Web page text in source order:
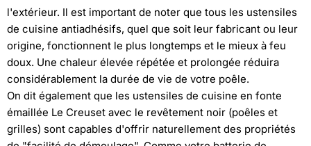
l'extérieur. Il est important de noter que tous les ustensiles
de cuisine antiadhésifs, quel que soit leur fabricant ou leur
origine, fonctionnent le plus longtemps et le mieux à feu
doux. Une chaleur élevée répétée et prolongée réduira
considérablement la durée de vie de votre poêle.
On dit également que les ustensiles de cuisine en fonte
émaillée Le Creuset avec le revêtement noir (poêles et
grilles) sont capables d'offrir naturellement des propriétés